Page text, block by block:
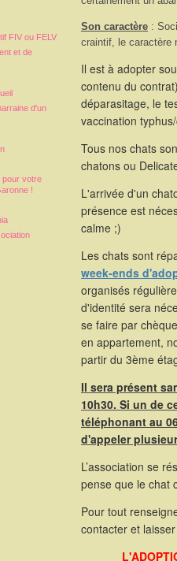
FIV ou FELV
et de
d'un
pour votre
!
Son caractère :
craintif, le caractère
Il est à adopter
contenu du
déparasitage, le
vaccination
Tous nos chats
chatons ou
L'arrivée d'un
présence est
calme ;)
Les chats sont
week-ends
organisés
d'identité sera
se faire par
en appartement,
partir du 3ème
Il sera présent
10h30. Si un de
téléphonant au
d'appeler
L’association se
pense que le chat
Pour tout
contacter et